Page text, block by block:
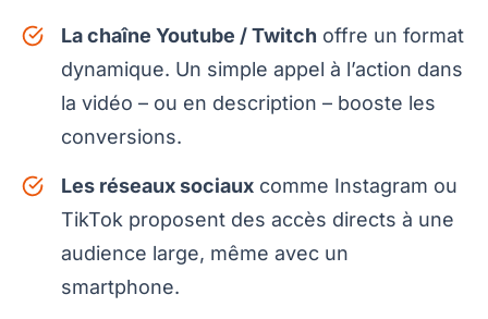
La chaîne Youtube / Twitch offre un format
dynamique. Un simple appel à l’action dans
la vidéo – ou en description – booste les
conversions.
Les réseaux sociaux comme Instagram ou
TikTok proposent des accès directs à une
audience large, même avec un
smartphone.